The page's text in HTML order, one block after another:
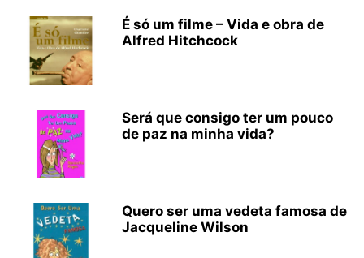
É só um filme – Vida e obra de
Alfred Hitchcock
Será que consigo ter um pouco
de paz na minha vida?
Quero ser uma vedeta famosa de
Jacqueline Wilson